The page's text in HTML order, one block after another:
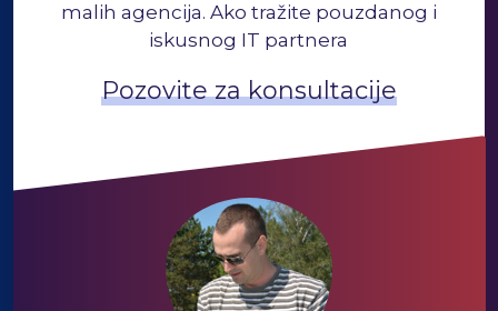
malih agencija. Ako tražite pouzdanog i
iskusnog IT partnera
Pozovite za konsultacije